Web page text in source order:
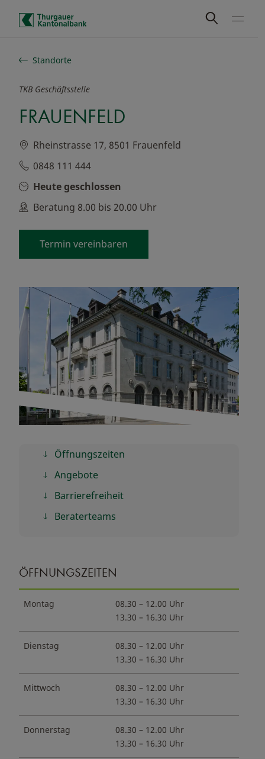
Schnelle Navigation
Standorte
TKB Geschäftsstelle
FRAUENFELD
Rheinstrasse 17, 8501 Frauenfeld
0848 111 444
Heute geschlossen
Beratung 8.00 bis 20.00 Uhr
Termin vereinbaren
Öffnungszeiten
Angebote
Barrierefreiheit
Beraterteams
ÖFFNUNGSZEITEN
Montag
08.30 – 12.00 Uhr
13.30 – 16.30 Uhr
Dienstag
08.30 – 12.00 Uhr
13.30 – 16.30 Uhr
Mittwoch
08.30 – 12.00 Uhr
13.30 – 16.30 Uhr
Donnerstag
08.30 – 12.00 Uhr
13.30 – 16.30 Uhr